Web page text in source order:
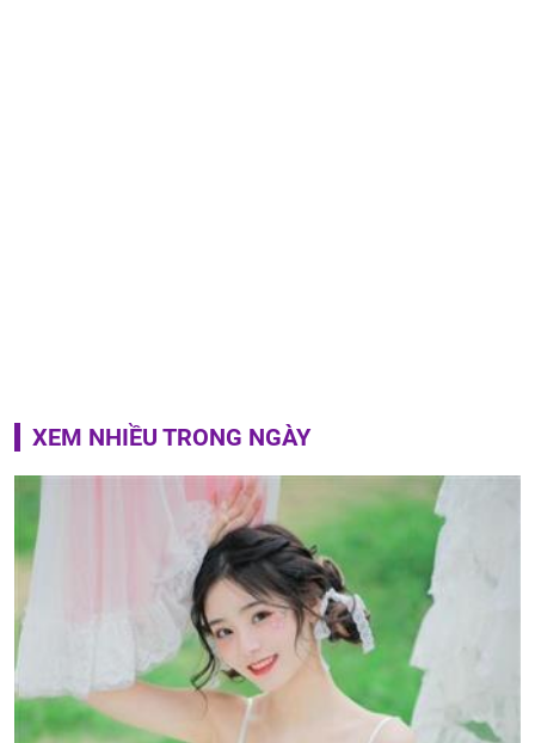
XEM NHIỀU TRONG NGÀY